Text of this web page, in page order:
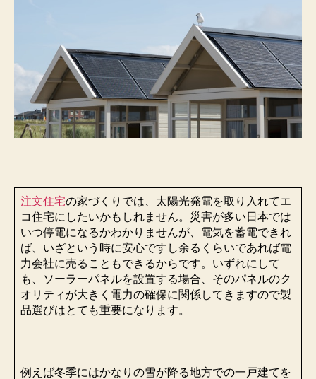
注文住宅の家づくりでは、太陽光発電を取り入れてエ
コ住宅にしたいかもしれません。災害が多い日本では
いつ停電になるかわかりませんが、電気を蓄電できれ
ば、いざという時に安心ですし余るくらいであれば電
力会社に売ることもできるからです。いずれにして
も、ソーラーパネルを設置する場合、そのパネルのク
オリティが大きく電力の確保に関係してきますので製
品選びはとても重要になります。
例えば冬季にはかなりの雪が降る地方での一戸建てを